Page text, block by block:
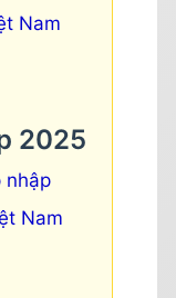
Nam
2025
nhập
Nam